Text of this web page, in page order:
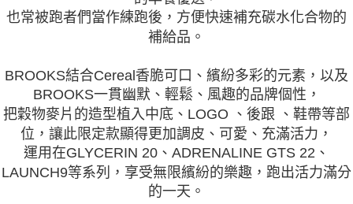
也常被跑者們當作練跑後，方便快速補充碳水化合物的
補給品。
BROOKS結合Cereal香脆可口、繽紛多彩的元素，以及
BROOKS一貫幽默、輕鬆、風趣的品牌個性，
把穀物麥片的造型植入中底、LOGO 、後跟 、鞋帶等部
位，讓此限定款顯得更加調皮、可愛、充滿活力，
運用在GLYCERIN 20、ADRENALINE GTS 22、
LAUNCH9等系列，享受無限繽紛的樂趣，跑出活力滿分
的一天。